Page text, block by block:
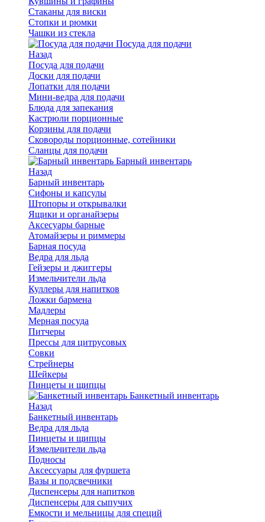
Стаканы для виски
Стопки и рюмки
Чашки из стекла
Посуда для подачи
Назад
Посуда для подачи
Доски для подачи
Лопатки для подачи
Мини-ведра для подачи
Блюда для запекания
Кастрюли порционные
Корзины для подачи
Сковороды порционные, сотейники
Сланцы для подачи
Барный инвентарь
Назад
Барный инвентарь
Сифоны и капсулы
Штопоры и открывалки
Ящики и органайзеры
Аксесуары барные
Атомайзеры и риммеры
Барная посуда
Ведра для льда
Гейзеры и джиггеры
Измельчители льда
Куллеры для напитков
Ложки бармена
Мадлеры
Мерная посуда
Питчеры
Прессы для цитрусовых
Совки
Стрейнеры
Шейкеры
Пинцеты и щипцы
Банкетный инвентарь
Назад
Банкетный инвентарь
Ведра для льда
Пинцеты и щипцы
Измельчители льда
Подносы
Аксессуары для фуршета
Вазы и подсвечники
Диспенсеры для напитков
Диспенсеры для сыпучих
Емкости и мельницы для специй